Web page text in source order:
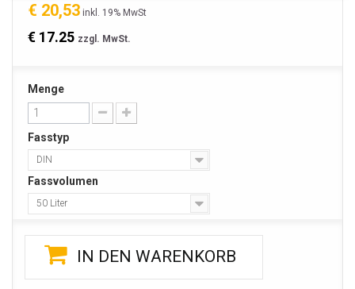
€ 20,53 inkl. 19% MwSt
€ 17.25 zzgl. MwSt.
Menge
Fasstyp
DIN
Fassvolumen
50 Liter
IN DEN WARENKORB